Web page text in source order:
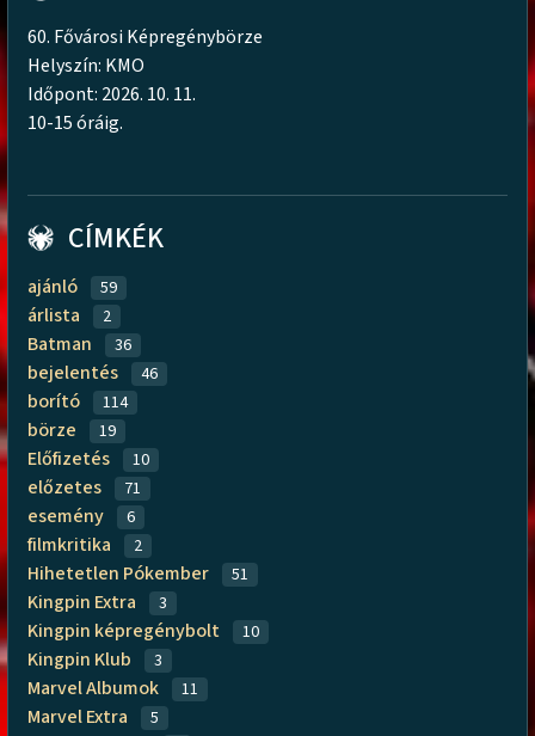
60. Fővárosi Képregénybörze
Helyszín: KMO
Időpont: 2026. 10. 11.
10-15 óráig.
CÍMKÉK
ajánló 59
árlista 2
Batman 36
bejelentés 46
borító 114
börze 19
Előfizetés 10
előzetes 71
esemény 6
filmkritika 2
Hihetetlen Pókember 51
Kingpin Extra 3
Kingpin képregénybolt 10
Kingpin Klub 3
Marvel Albumok 11
Marvel Extra 5